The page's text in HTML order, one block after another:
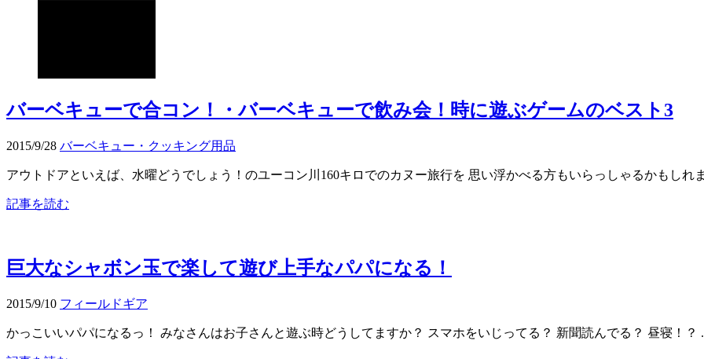
バーベキューで合コン！・バーベキューで飲み会！時に遊ぶゲームのベスト3
2015/9/28 バーベキュー・クッキング用品
アウトドアといえば、水曜どうでしょう！のユーコン川160キロでのカヌー旅行を 思い浮かべる方もいらっしゃるかもしれ
記事を読む
巨大なシャボン玉で楽して遊び上手なパパになる！
2015/9/10 フィールドギア
かっこいいパパになるっ！ みなさんはお子さんと遊ぶ時どうしてますか？ スマホをいじってる？ 新聞読んでる？ 昼寝！？